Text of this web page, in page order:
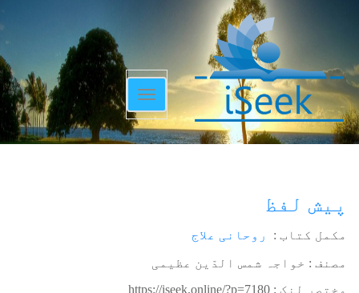
Toggle
navigation
پیش لفظ
مکمل کتاب : روحانی علاج
مصنف : خواجہ شمس الدّین عظیمی
مختصر لنک : https://iseek.online/?p=7180